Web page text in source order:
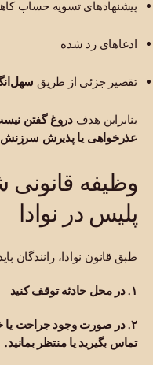
پیشنهادهای تسویه حساب
ادعاهای رد شده
تقصیر جزئی از طریق
بنابراین هدفدروغ گفتن
عذرخواهی یا پذیرش
وظیفه
پلیس در نوادا
طبق قانون نوادا، رانندگان
۱. در محل حادثه توقف کنید
۲. در صورت وجود جراحت یا
تماس بگیرید یا منتظر بمانید.